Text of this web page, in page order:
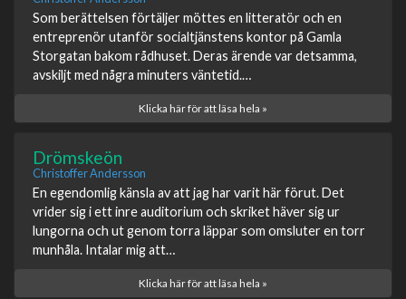
Som berättelsen förtäljer möttes en litteratör och en
entreprenör utanför socialtjänstens kontor på Gamla
Storgatan bakom rådhuset. Deras ärende var detsamma,
avskiljt med några minuters väntetid.…
Klicka här för att läsa hela »
Drömskeön
Christoffer Andersson
En egendomlig känsla av att jag har varit här förut. Det
vrider sig i ett inre auditorium och skriket häver sig ur
lungorna och ut genom torra läppar som omsluter en torr
munhåla. Intalar mig att…
Klicka här för att läsa hela »